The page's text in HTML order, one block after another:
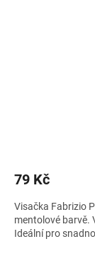
79 Kč
Visačka Fabrizio
mentolové barvě.
Ideální pro